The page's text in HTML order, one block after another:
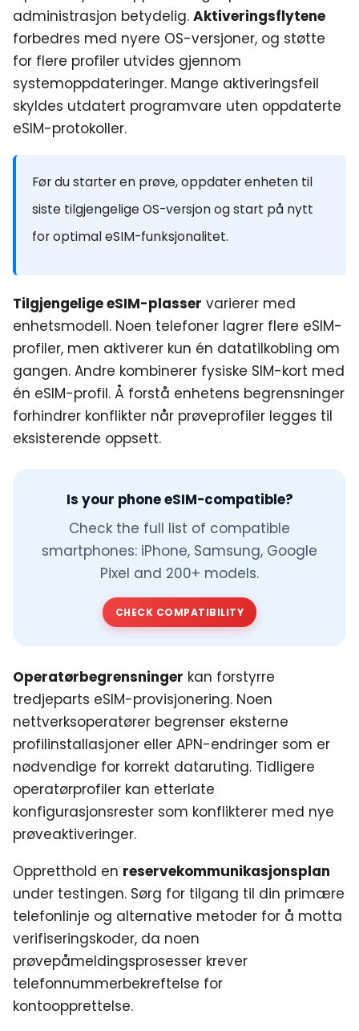
administrasjon betydelig. Aktiveringsflytene
forbedres med nyere OS-versjoner, og støtte
for flere profiler utvides gjennom
systemoppdateringer. Mange aktiveringsfeil
skyldes utdatert programvare uten oppdaterte
eSIM-protokoller.
Før du starter en prøve, oppdater enheten til
siste tilgjengelige OS-versjon og start på nytt
for optimal eSIM-funksjonalitet.
Tilgjengelige eSIM-plasser varierer med
enhetsmodell. Noen telefoner lagrer flere eSIM-
profiler, men aktiverer kun én datatilkobling om
gangen. Andre kombinerer fysiske SIM-kort med
én eSIM-profil. Å forstå enhetens begrensninger
forhindrer konflikter når prøveprofiler legges til
eksisterende oppsett.
Is your phone eSIM-compatible?
Check the full list of compatible
smartphones: iPhone, Samsung, Google
Pixel and 200+ models.
CHECK COMPATIBILITY
Operatørbegrensninger kan forstyrre
tredjeparts eSIM-provisjonering. Noen
nettverksoperatører begrenser eksterne
profilinstallasjoner eller APN-endringer som er
nødvendige for korrekt dataruting. Tidligere
operatørprofiler kan etterlate
konfigurasjonsrester som konflikterer med nye
prøveaktiveringer.
Oppretthold en reservekommunikasjonsplan
under testingen. Sørg for tilgang til din primære
telefonlinje og alternative metoder for å motta
verifiseringskoder, da noen
prøvepåmeldingsprosesser krever
telefonnummerbekreftelse for
kontoopprettelse.